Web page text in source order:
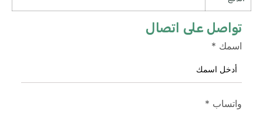
تواصل على اتصال
اسمك *
واتساب *